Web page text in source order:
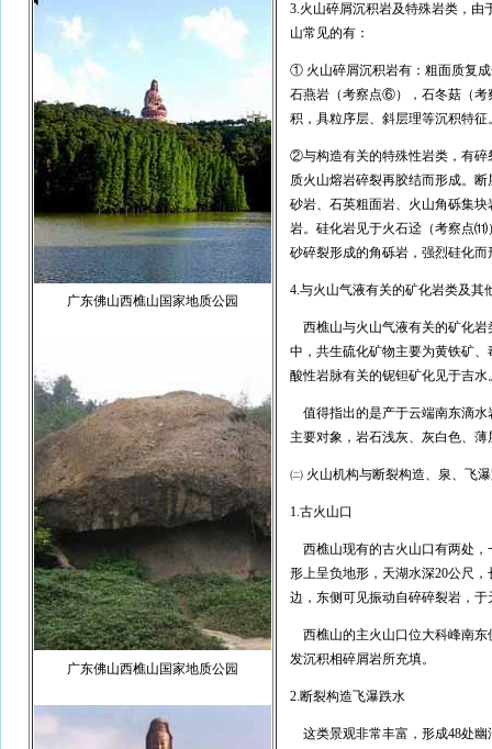
广东佛山西樵山国家地质公园
广东佛山西樵山国家地质公园
3.火山碎屑沉积岩及特殊岩类，由
山常见的有：
① 火山碎屑沉积岩有：粗面质复
石燕岩（考察点⑥），石冬菇（
积，具粒序层、斜层理等沉积特征
②与构造有关的特殊性岩类，有
质火山熔岩碎裂再胶结而形成。
砂岩、石英粗面岩、火山角砾集
岩。硅化岩见于火石迳（考察点⑾
砂碎裂形成的角砾岩，强烈硅化
4.与火山气液有关的矿化岩类及其
西樵山与火山气液有关的矿化岩
中，共生硫化矿物主要为黄铁矿
酸性岩脉有关的铌钽矿化见于吉
值得指出的是产于云端南东滴
主要对象，岩石浅灰、灰白色、
㈡ 火山机构与断裂构造、泉、飞
1.古火山口
西樵山现有的古火山口有两处
形上呈负地形，天湖水深20公尺
边，东侧可见振动自碎碎裂岩，
西樵山的主火山口位大科峰南东
发沉积相碎屑岩所充填。
2.断裂构造飞瀑跌水
这类景观非常丰富，形成48处